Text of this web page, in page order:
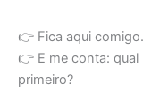
👉 Fica aqui comigo.
👉 E me conta:
primeiro?